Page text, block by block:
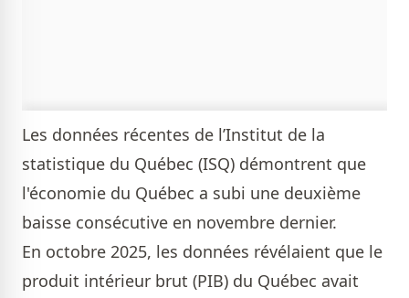
Les données récentes de l’Institut de la
statistique du Québec (ISQ) démontrent que
l'économie du Québec a subi une deuxième
baisse consécutive en novembre dernier.
En octobre 2025, les données révélaient que le
produit intérieur brut (PIB) du Québec avait